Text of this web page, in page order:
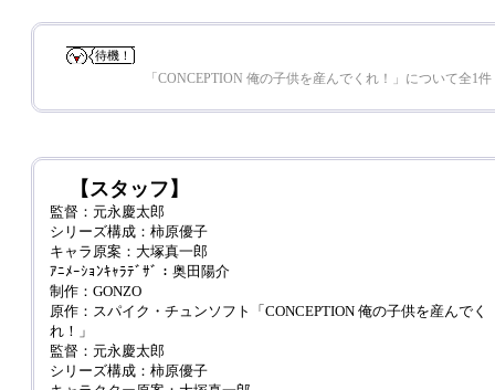
待機！
「CONCEPTION 俺の子供を産んでくれ！」について全1件
【スタッフ】
監督：元永慶太郎
シリーズ構成：柿原優子
キャラ原案：大塚真一郎
ｱﾆﾒｰｼｮﾝｷｬﾗﾃﾞｻﾞ：奥田陽介
制作：GONZO
原作：スパイク・チュンソフト「CONCEPTION 俺の子供を産んでく
れ！」
監督：元永慶太郎
シリーズ構成：柿原優子